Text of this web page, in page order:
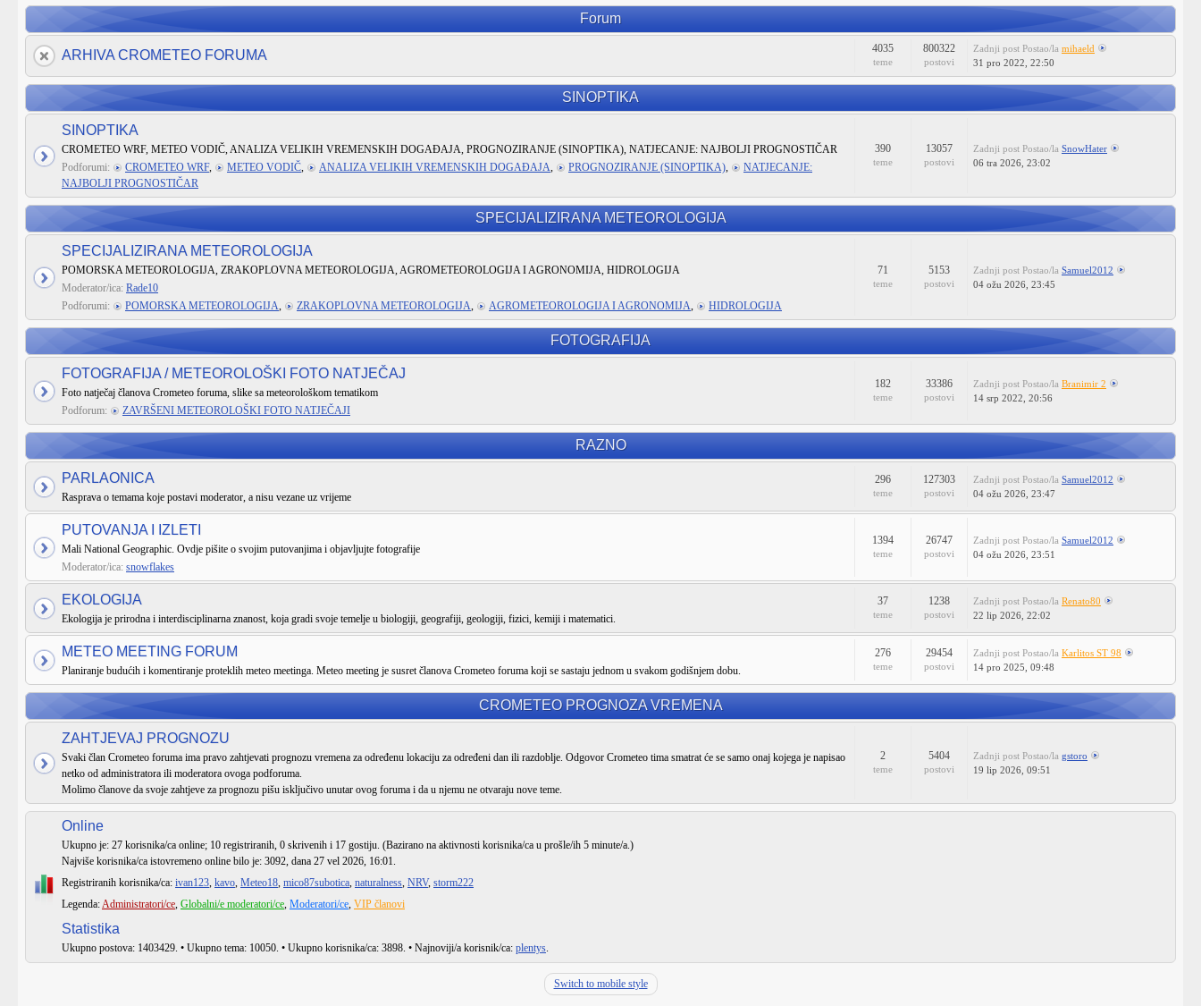
Forum
ARHIVA CROMETEO FORUMA 4035
teme
800322
postovi
Zadnji post Postao/la mihaeld
31 pro 2022, 22:50
SINOPTIKA
SINOPTIKA
CROMETEO WRF, METEO VODIČ, ANALIZA VELIKIH VREMENSKIH DOGAĐAJA, PROGNOZIRANJE (SINOPTIKA), NATJECANJE: NAJBOLJI PROGNOSTIČAR
Podforumi:
CROMETEO WRF, METEO VODIČ, ANALIZA VELIKIH VREMENSKIH DOGAĐAJA, PROGNOZIRANJE (SINOPTIKA),
NATJECANJE:
NAJBOLJI PROGNOSTIČAR
390
teme
13057
postovi
Zadnji post Postao/la SnowHater
06 tra 2026, 23:02
SPECIJALIZIRANA METEOROLOGIJA
SPECIJALIZIRANA METEOROLOGIJA
POMORSKA METEOROLOGIJA, ZRAKOPLOVNA METEOROLOGIJA, AGROMETEOROLOGIJA I AGRONOMIJA, HIDROLOGIJA
Moderator/ica: Rade10
Podforumi:
POMORSKA METEOROLOGIJA, ZRAKOPLOVNA METEOROLOGIJA, AGROMETEOROLOGIJA I AGRONOMIJA, HIDROLOGIJA
71
teme
5153
postovi
Zadnji post Postao/la Samuel2012
04 ožu 2026, 23:45
FOTOGRAFIJA
FOTOGRAFIJA / METEOROLOŠKI FOTO NATJEČAJ
Foto natječaj članova Crometeo foruma, slike sa meteorološkom tematikom
Podforum:
ZAVRŠENI METEOROLOŠKI FOTO NATJEČAJI
182
teme
33386
postovi
Zadnji post Postao/la Branimir 2
14 srp 2022, 20:56
RAZNO
PARLAONICA
Rasprava o temama koje postavi moderator, a nisu vezane uz vrijeme
296
teme
127303
postovi
Zadnji post Postao/la Samuel2012
04 ožu 2026, 23:47
PUTOVANJA I IZLETI
Mali National Geographic. Ovdje pišite o svojim putovanjima i objavljujte fotografije
Moderator/ica: snowflakes
1394
teme
26747
postovi
Zadnji post Postao/la Samuel2012
04 ožu 2026, 23:51
EKOLOGIJA
Ekologija je prirodna i interdisciplinarna znanost, koja gradi svoje temelje u biologiji, geografiji, geologiji, fizici, kemiji i matematici.
37
teme
1238
postovi
Zadnji post Postao/la Renato80
22 lip 2026, 22:02
METEO MEETING FORUM
Planiranje budućih i komentiranje proteklih meteo meetinga. Meteo meeting je susret članova Crometeo foruma koji se sastaju jednom u svakom godišnjem dobu.
276
teme
29454
postovi
Zadnji post Postao/la Karlitos ST 98
14 pro 2025, 09:48
CROMETEO PROGNOZA VREMENA
ZAHTJEVAJ PROGNOZU
Svaki član Crometeo foruma ima pravo zahtjevati prognozu vremena za određenu lokaciju za određeni dan ili razdoblje. Odgovor Crometeo tima smatrat će se samo onaj kojega je napisao
netko od administratora ili moderatora ovoga podforuma.
Molimo članove da svoje zahtjeve za prognozu pišu isključivo unutar ovog foruma i da u njemu ne otvaraju nove teme.
2
teme
5404
postovi
Zadnji post Postao/la gstoro
19 lip 2026, 09:51
Online
Ukupno je: 27 korisnika/ca online; 10 registriranih, 0 skrivenih i 17 gostiju. (Bazirano na aktivnosti korisnika/ca u prošle/ih 5 minute/a.)
Najviše korisnika/ca istovremeno online bilo je: 3092, dana 27 vel 2026, 16:01.
Registriranih korisnika/ca: ivan123, kavo, Meteo18, mico87subotica, naturalness, NRV, storm222
Legenda:Administratori/ce, Globalni/e moderatori/ce, Moderatori/ce, VIP članovi
Statistika
Ukupno postova: 1403429. • Ukupno tema: 10050. • Ukupno korisnika/ca: 3898. • Najnoviji/a korisnik/ca: plentys.
Switch to mobile style